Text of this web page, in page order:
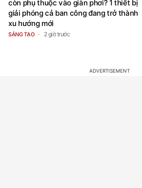
còn phụ thuộc vào giàn phơi? 1 thiết bị
giải phóng cả ban công đang trở thành
xu hướng mới
SÁNG TẠO 2 giờ trước